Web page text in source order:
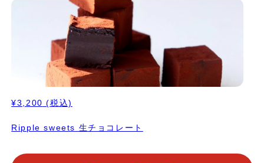
¥3,200 (税込)
Ripple sweets 生チョコレート